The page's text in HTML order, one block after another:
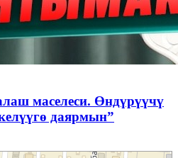
маселеси. Өндүрүүчү
даярмын”